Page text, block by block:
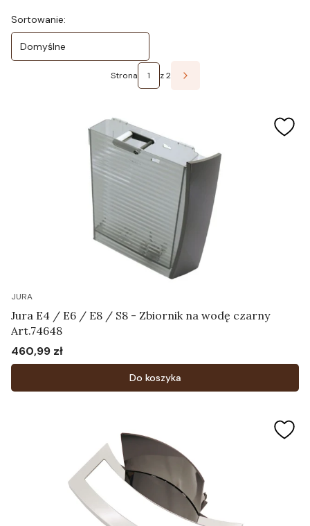
Lista produktów
Sortowanie:
Domyślne
Strona z 2 Następne produkty
JURA
Jura E4 / E6 / E8 / S8 - Zbiornik na wodę czarny
Art.74648
Cena
460,99 zł
Do koszyka